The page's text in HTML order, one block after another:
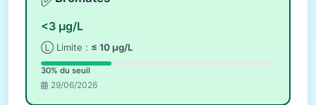
<3 µg/L
Ⓛ Limite : ≤ 10 µg/L
30% du seuil
29/06/2026